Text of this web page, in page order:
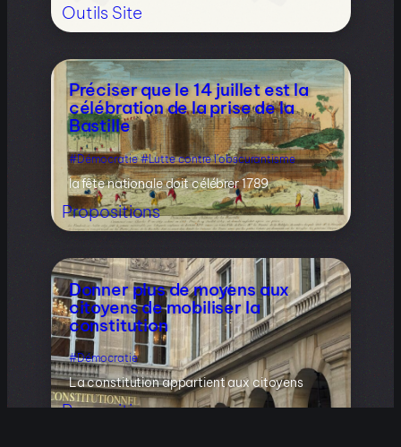
Outils Site
Préciser que le 14 juillet est la
célébration de la prise de la
Bastille
Démocratie Lutte contre l’obscurantisme
la fête nationale doit célébrer 1789
Propositions
Donner plus de moyens aux
citoyens de mobiliser la
constitution
Démocratie
La constitution appartient aux citoyens
Propositions